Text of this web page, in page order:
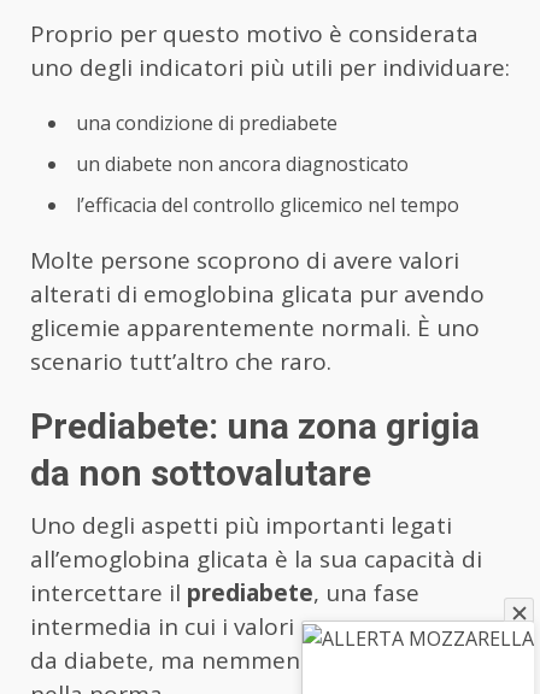
Proprio per questo motivo è considerata
uno degli indicatori più utili per individuare:
una condizione di prediabete
un diabete non ancora diagnosticato
l’efficacia del controllo glicemico nel tempo
Molte persone scoprono di avere valori
alterati di emoglobina glicata pur avendo
glicemie apparentemente normali. È uno
scenario tutt’altro che raro.
Prediabete: una zona grigia
da non sottovalutare
Uno degli aspetti più importanti legati
all’emoglobina glicata è la sua capacità di
intercettare il prediabete, una fase
intermedia in cui i valori non sono ancora
da diabete, ma nemmeno completamente